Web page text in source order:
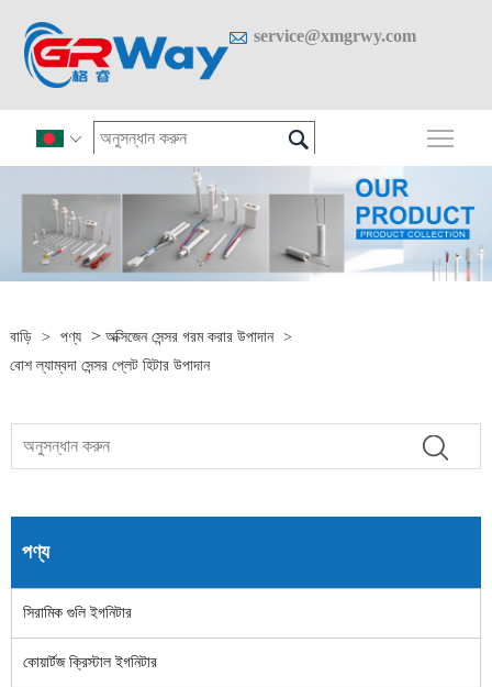
 service@xmgrwy.com
 
বাড়ি > পণ্য > অক্সিজেন সেন্সর গরম করার উপাদান
>
বোশ ল্যাম্বদা সেন্সর প্লেট হিটার উপাদান
পণ্য
সিরামিক গুলি ইগনিটার
কোয়ার্টজ ক্রিস্টাল ইগনিটার